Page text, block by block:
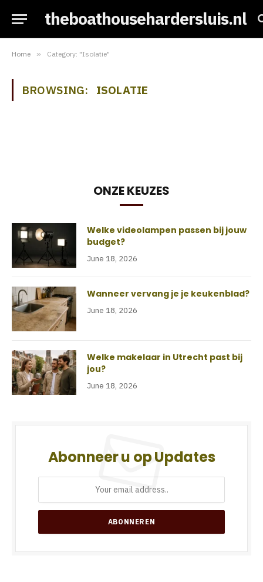
theboathousehardersluis.nl
Home » Category: "Isolatie"
BROWSING: ISOLATIE
ONZE KEUZES
Welke videolampen passen bij jouw
budget?
June 18, 2026
Wanneer vervang je je keukenblad?
June 18, 2026
Welke makelaar in Utrecht past bij
jou?
June 18, 2026
Abonneer u op Updates